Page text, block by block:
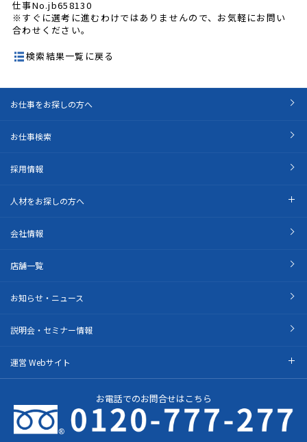
仕事No.jb658130
※すぐに選考に進むわけではありませんので、お気軽にお問い
合わせください。
検索結果一覧に戻る
お仕事をお探しの方へ
お仕事検索
採用情報
人材をお探しの方へ
会社情報
店舗一覧
お知らせ・ニュース
説明会・セミナー情報
運営 Webサイト
お電話でのお問合せはこちら